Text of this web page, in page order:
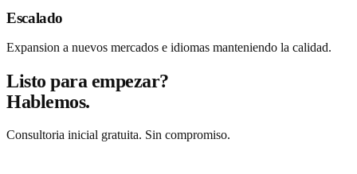
Escalado
Expansion a nuevos mercados e idiomas manteniendo la calidad.
Listo para empezar?
Hablemos.
Consultoria inicial gratuita. Sin compromiso.